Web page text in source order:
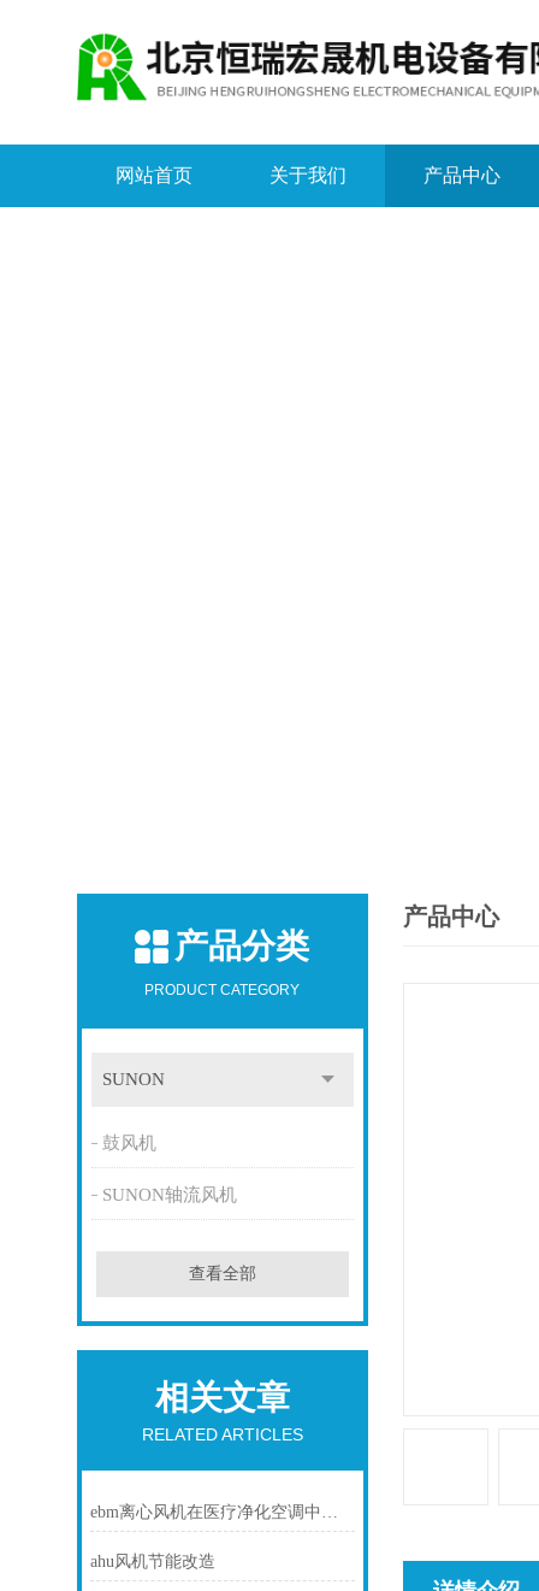
网站首页 关于我们 产品中心
产品分类
PRODUCT CATEGORY
SUNON
鼓风机
SUNON轴流风机
查看全部
相关文章
RELATED ARTICLES
ebm离心风机在医疗净化空调中的静音与洁净优势
ahu风机节能改造
产品中心